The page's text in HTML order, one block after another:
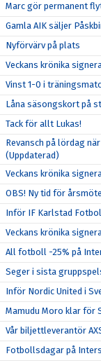
Marc gör permanent
Gamla AIK säljer
Nyförvärv på plats
Veckans krönika
Vinst 1-0 i
Låna säsongskort på
Tack för allt Lukas!
Revansch på lördag
(Uppdaterad)
Veckans krönika
OBS! Ny tid för
Inför IF Karlstad
Veckans krönika
All fotboll -25% på
Seger i sista
Inför Nordic United i
Mamudu Moro klar för
Vår biljettleverantör
Fotbollsdagar på